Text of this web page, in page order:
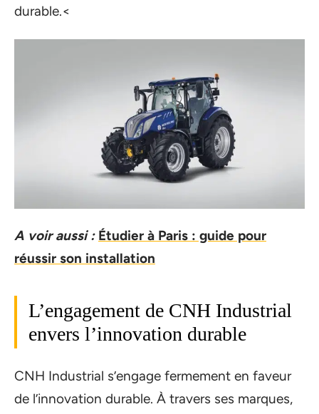
durable.<
A voir aussi : Étudier à Paris : guide pour
réussir son installation
L’engagement de CNH Industrial
envers l’innovation durable
CNH Industrial s’engage fermement en faveur
de l’innovation durable. À travers ses marques,